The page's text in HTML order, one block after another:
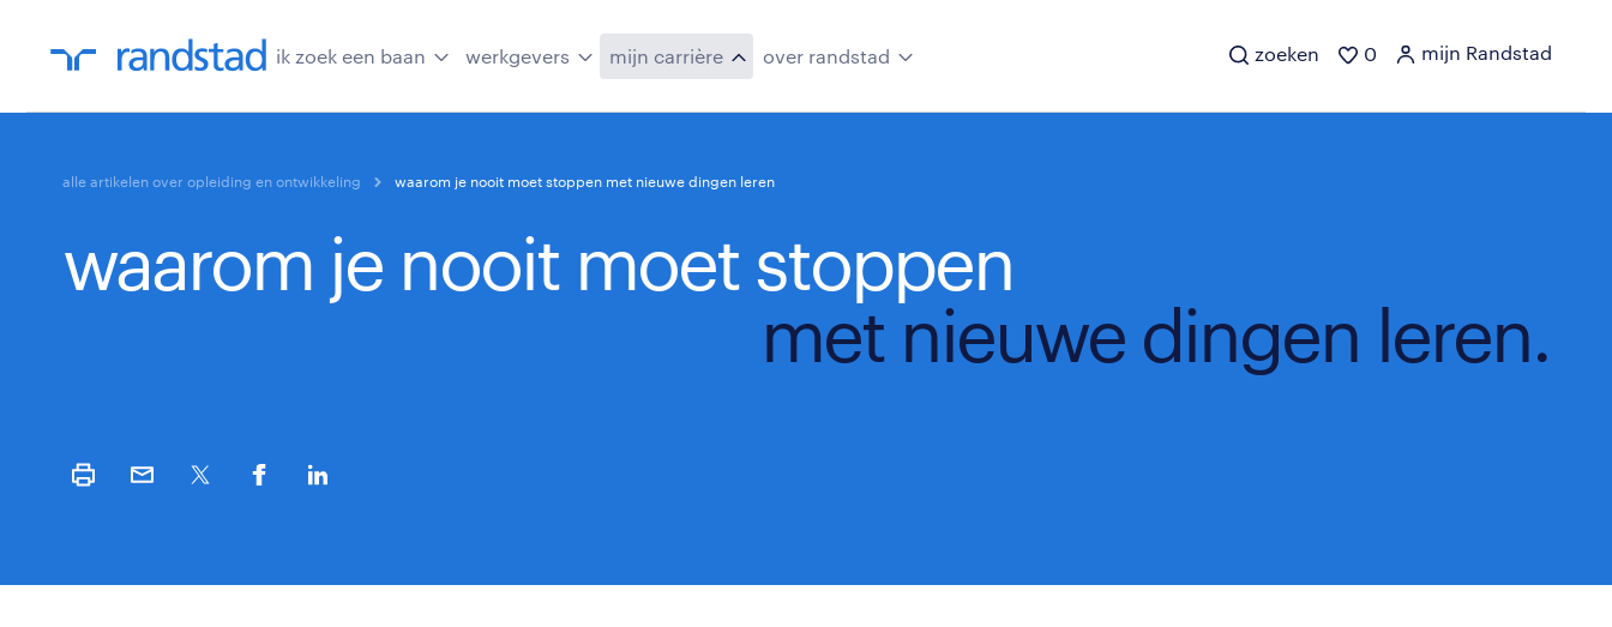
ik zoek een baan werkgevers mijn carrière over randstad zoeken 0 mijn Randstad
alle artikelen over opleiding en ontwikkeling waarom je nooit moet stoppen met nieuwe dingen leren
waarom je nooit moet stoppen
met nieuwe dingen leren.